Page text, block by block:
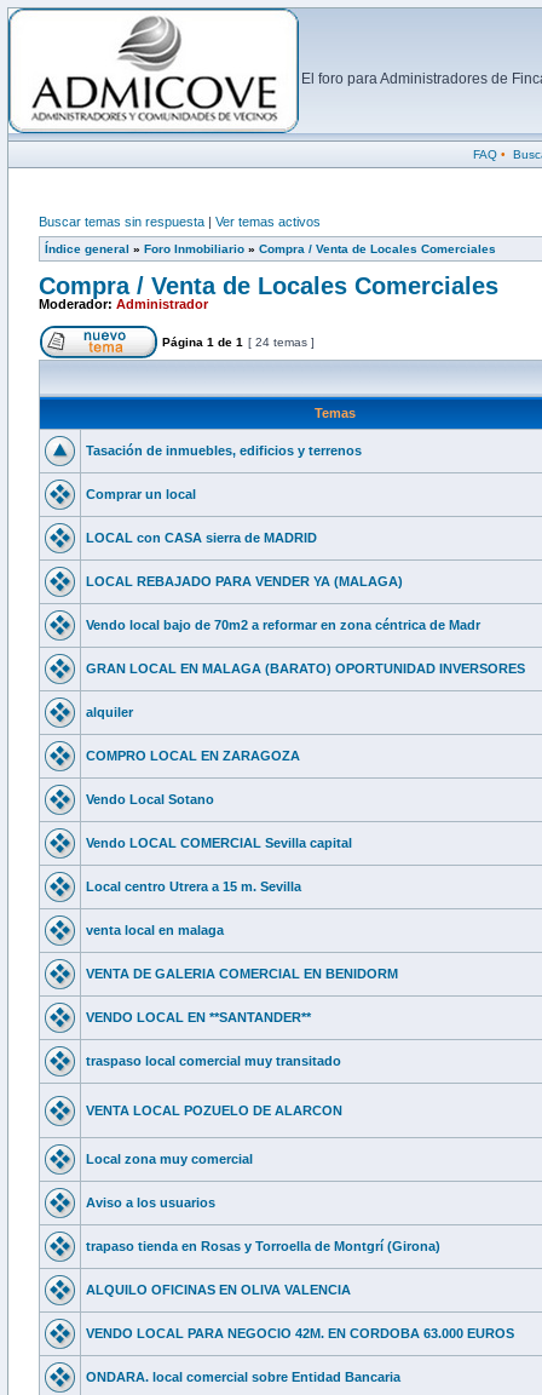
El foro para Administradores de
FAQ•
Buscar temas sin respuesta | Ver temas activos
Índice general » Foro Inmobiliario » Compra / Venta de Locales Comerciales
Compra / Venta de Locales Comerciales
Moderador: Administrador
Página 1 de 1 [ 24 temas ]
Temas
Tasación de inmuebles, edificios y terrenos
Comprar un local
LOCAL con CASA sierra de MADRID
LOCAL REBAJADO PARA VENDER YA (MALAGA)
Vendo local bajo de 70m2 a reformar en zona céntrica de Madr
GRAN LOCAL EN MALAGA (BARATO) OPORTUNIDAD INVERSORES
alquiler
COMPRO LOCAL EN ZARAGOZA
Vendo Local Sotano
Vendo LOCAL COMERCIAL Sevilla capital
Local centro Utrera a 15 m. Sevilla
venta local en malaga
VENTA DE GALERIA COMERCIAL EN BENIDORM
VENDO LOCAL EN **SANTANDER**
traspaso local comercial muy transitado
VENTA LOCAL POZUELO DE ALARCON
Local zona muy comercial
Aviso a los usuarios
trapaso tienda en Rosas y Torroella de Montgrí (Girona)
ALQUILO OFICINAS EN OLIVA VALENCIA
VENDO LOCAL PARA NEGOCIO 42M. EN CORDOBA 63.000 EUROS
ONDARA. local comercial sobre Entidad Bancaria